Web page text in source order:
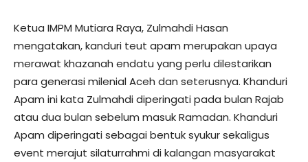
Ketua IMPM Mutiara Raya, Zulmahdi Hasan
mengatakan, kanduri teut apam merupakan upaya
merawat khazanah endatu yang perlu dilestarikan
para generasi milenial Aceh dan seterusnya. Khanduri
Apam ini kata Zulmahdi diperingati pada bulan Rajab
atau dua bulan sebelum masuk Ramadan. Khanduri
Apam diperingati sebagai bentuk syukur sekaligus
event merajut silaturrahmi di kalangan masyarakat